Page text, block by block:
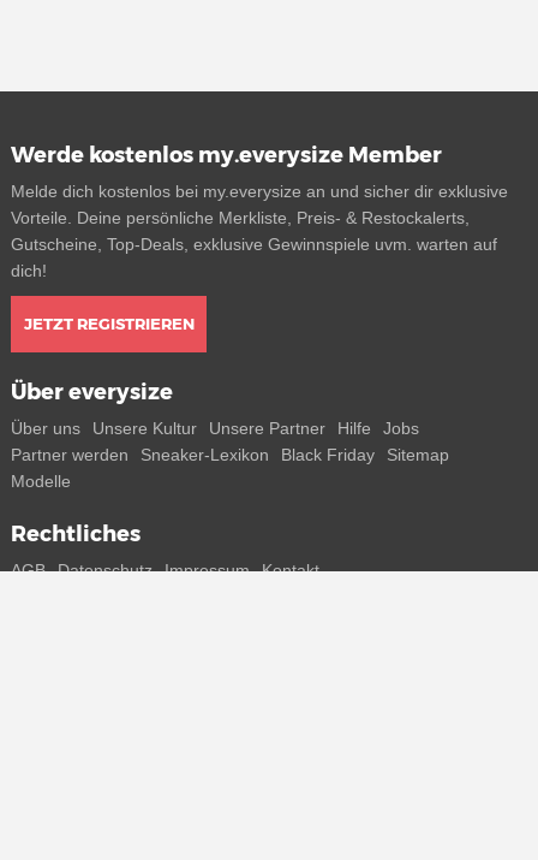
Werde kostenlos my.everysize Member
Melde dich kostenlos bei my.everysize an und sicher dir exklusive
Vorteile. Deine persönliche Merkliste, Preis- & Restockalerts,
Gutscheine, Top-Deals, exklusive Gewinnspiele uvm. warten auf
dich!
JETZT REGISTRIEREN
Über everysize
Über uns Unsere Kultur Unsere Partner Hilfe
Jobs
Partner werden
Sneaker-Lexikon Black Friday
Sitemap
Modelle
Rechtliches
AGB Datenschutz Impressum Kontakt